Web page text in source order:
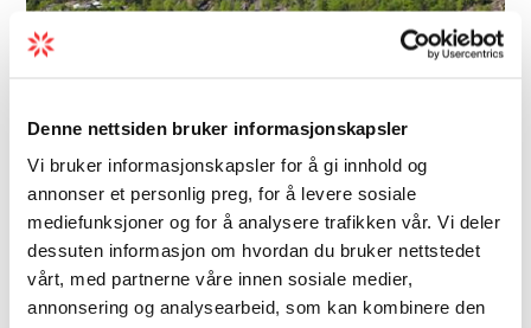
Denne nettsiden bruker informasjonskapsler
Vi bruker informasjonskapsler for å gi innhold og
annonser et personlig preg, for å levere sosiale
mediefunksjoner og for å analysere trafikken vår. Vi deler
dessuten informasjon om hvordan du bruker nettstedet
vårt, med partnerne våre innen sosiale medier,
annonsering og analysearbeid, som kan kombinere den